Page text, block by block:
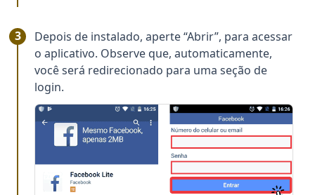
Depois de instalado, aperte “Abrir”, para acessar
o aplicativo. Observe que, automaticamente,
você será redirecionado para uma seção de
login.